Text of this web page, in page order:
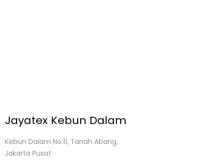
Jayatex Kebun Dalam
Kebun Dalam No.11, Tanah Abang,
Jakarta Pusat